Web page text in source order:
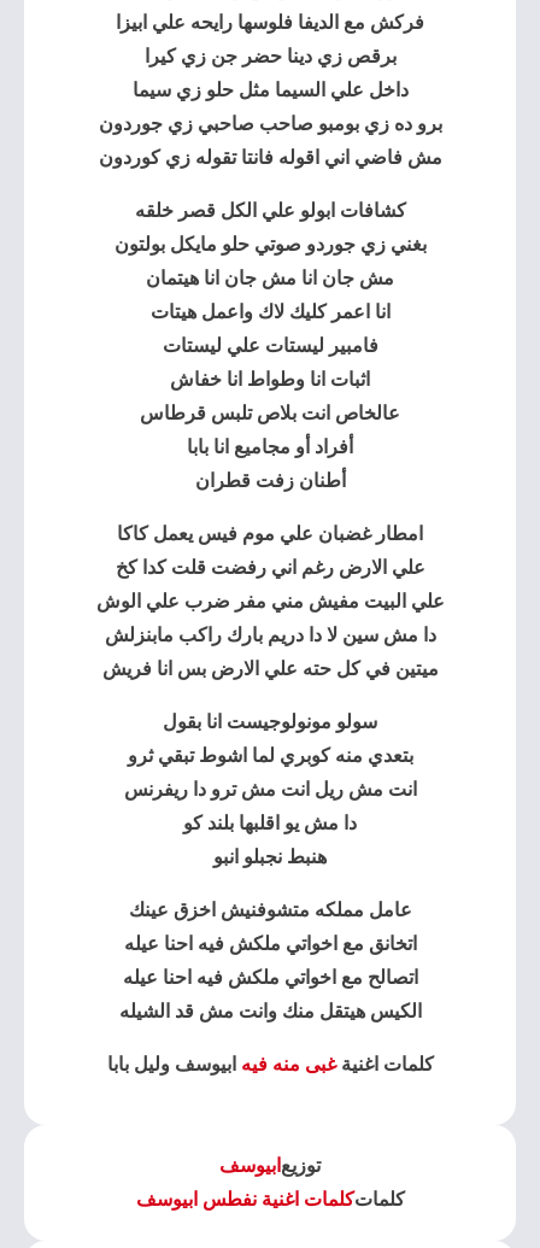
فركش مع الديفا فلوسها رايحه علي ابيزا
برقص زي دينا حضر جن زي كيرا
داخل علي السيما مثل حلو زي سيما
برو ده زي بومبو صاحب صاحبي زي جوردون
مش فاضي اني اقوله فانتا تقوله زي كوردون
كشافات ابولو علي الكل قصر خلقه
بغني زي جوردو صوتي حلو مايكل بولتون
مش جان انا مش جان انا هيتمان
انا اعمر كليك لاك واعمل هيتات
فامبير ليستات علي ليستات
اثبات انا وطواط انا خفاش
عالخاص انت بلاص تلبس قرطاس
أفراد أو مجاميع انا بابا
أطنان زفت قطران
امطار غضبان علي موم فيس يعمل كاكا
علي الارض رغم اني رفضت قلت كدا كخ
علي البيت مفيش مني مفر ضرب علي الوش
دا مش سين لا دا دريم بارك راكب مابنزلش
ميتين في كل حته علي الارض بس انا فريش
سولو مونولوجيست انا بقول
بتعدي منه كوبري لما اشوط تبقي ثرو
انت مش ريل انت مش ترو دا ريفرنس
دا مش يو اقلبها بلند كو
هنبط نجبلو انبو
عامل مملكه متشوفنيش اخزق عينك
اتخانق مع اخواتي ملكش فيه احنا عيله
اتصالح مع اخواتي ملكش فيه احنا عيله
الكيس هيتقل منك وانت مش قد الشيله
كلمات اغنيةغبى منه فيه ابيوسف وليل بابا
توزيع ابيوسف
كلماتكلمات اغنية نفطس ابيوسف